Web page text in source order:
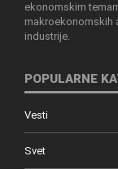
ekonomskim
makroekonomskih
industrije.
POPULARNE
Vesti
Svet